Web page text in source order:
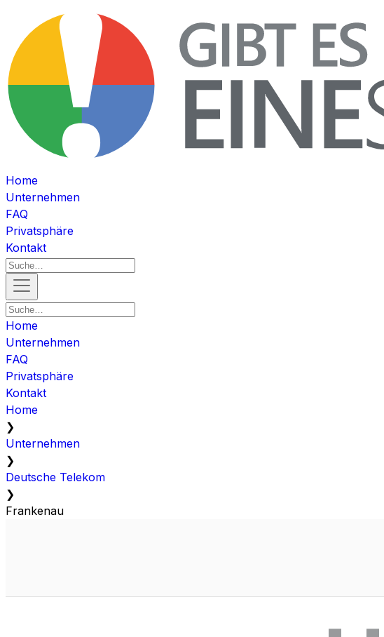
Home
Unternehmen
FAQ
Privatsphäre
Kontakt
Home
Unternehmen
FAQ
Privatsphäre
Kontakt
Home
❯
Unternehmen
❯
Deutsche Telekom
❯
Frankenau